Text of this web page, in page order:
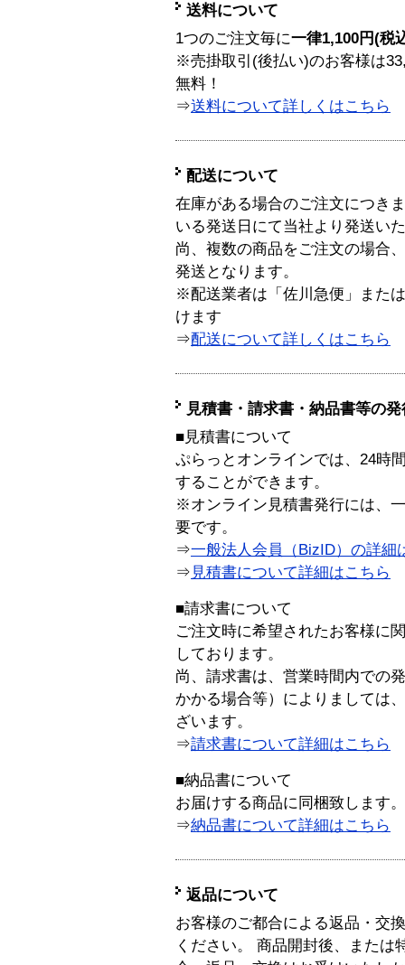
送料について
1つのご注文毎に一律1,100円(税
※売掛取引(後払い)のお客様は
無料！
⇒送料について詳しくはこちら
配送について
在庫がある場合のご注文につき
いる発送日にて当社より発送い
尚、複数の商品をご注文の場合
発送となります。
※配送業者は「佐川急便」また
けます
⇒配送について詳しくはこちら
見積書・請求書・納品書等の
■見積書について
ぷらっとオンラインでは、24時
することができます。
※オンライン見積書発行には、
要です。
⇒一般法人会員（BizID）の詳細
⇒ 見積書について詳細はこちら
■請求書について
ご注文時に希望されたお客様に
しております。
尚、請求書は、営業時間内での
かかる場合等）によりましては
ざいます。
⇒請求書について詳細はこちら
■納品書について
お届けする商品に同梱致します。
⇒納品書について詳細はこちら
返品について
お客様のご都合による返品・交
ください。 商品開封後、または